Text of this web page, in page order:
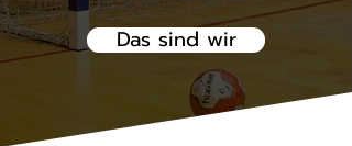
Das sind wir